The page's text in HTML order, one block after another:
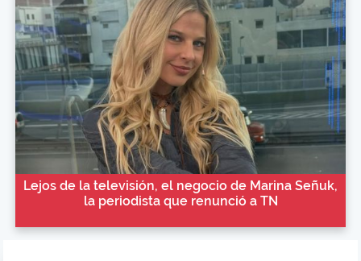
Lejos de la televisión, el negocio de Marina Señuk,
la periodista que renunció a TN